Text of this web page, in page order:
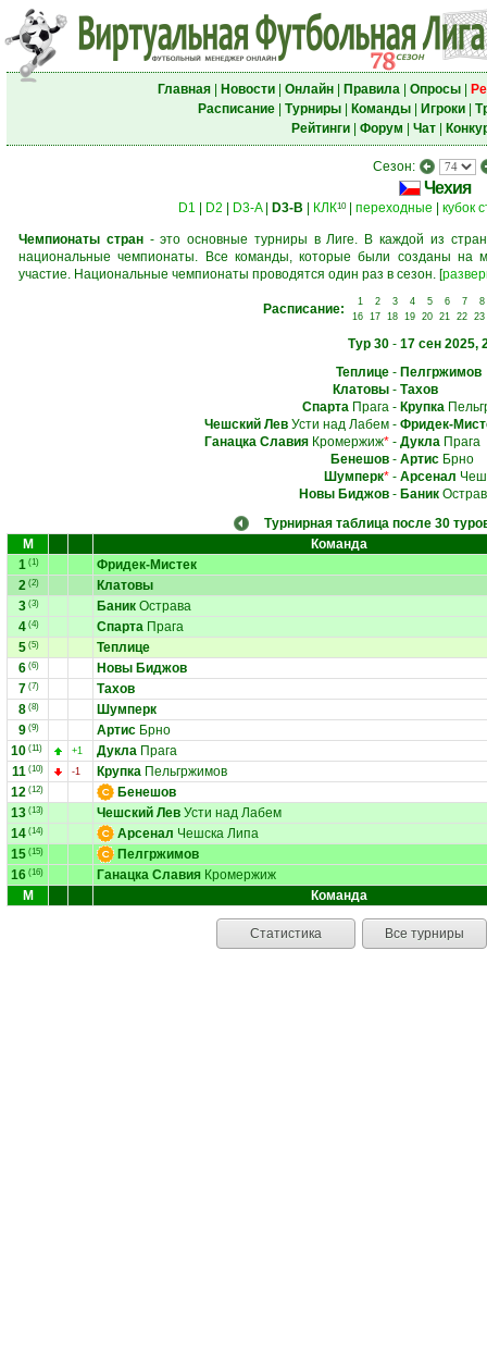
Главная| Новости| Онлайн| Правила| Опросы|
Расписание| Турниры| Команды| Игроки|
Рейтинги| Форум Чат|
Сезон:
Чехия
D1 D2 D3-A| D3-B КЛК10| переходные кубок
Чемпионаты стран- это основные турниры в Лиге. В каждой из
национальные чемпионаты. Все команды, которые были созданы на
участие. Национальные чемпионаты проводятся один раз в сезон. [
Расписание: 1 2 3 4 5 6 7
8
16
17 18 19 20 21 22 23
Тур 30- 17 сен 2025,
Теплице- Пелгржимов
Клатовы- Тахов
СпартаПрага- Крупка
Чешский ЛевУсти над Лабем- Фридек-
Ганацка СлавияКромержиж*- ДуклаПрага
Бенешов- АртисБрно
Шумперк*- Арсенал
Новы Биджов- Баник
Турнирная таблица после 30
М
Команда
1 (1)
Фридек-Мистек
2 (2)
Клатовы
3 (3) Баник Острава
4 (4) Спарта Прага
5 (5)
Теплице
6 (6)
Новы Биджов
7 (7)
Тахов
8 (8)
Шумперк
9 (9) Артис Брно
10 (11) +1 Дукла Прага
11 (10) -1 Крупка Пельгржимов
12 (12)
Бенешов
13 (13) Чешский Лев Усти над Лабем
14 (14) Арсенал Чешска Липа
15 (15)
Пелгржимов
16 (16) Ганацка Славия Кромержиж
М
Команда
Статистика Все турниры